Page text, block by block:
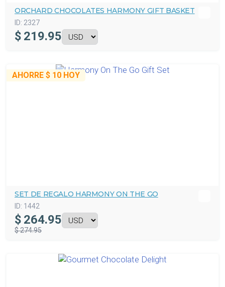
ORCHARD CHOCOLATES HARMONY GIFT BASKET
ID: 2327
$ 219.95
AHORRE $ 10 HOY
SET DE REGALO HARMONY ON THE GO
ID: 1442
$ 264.95
$ 274.95